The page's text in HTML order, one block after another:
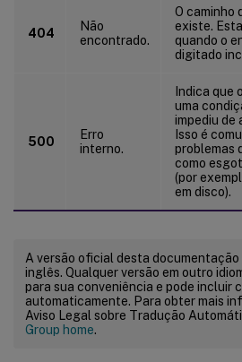
404
Não
encontrado.
O caminho
existe.
quando o
digitado
500
Erro
interno.
Indica que
uma
impediu de
Isso é
problemas
como
(por
em disco).
A versão oficial desta
inglês. Qualquer versão em outro
para sua conveniência e pode incluir
automaticamente. Para obter mais
Aviso Legal sobre Tradução
Group home.